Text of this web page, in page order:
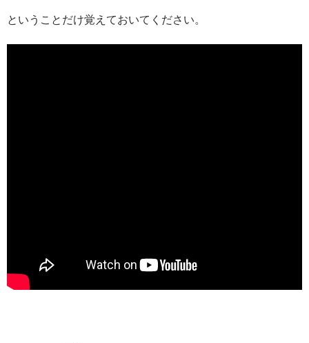
ということだけ覚えておいてください。